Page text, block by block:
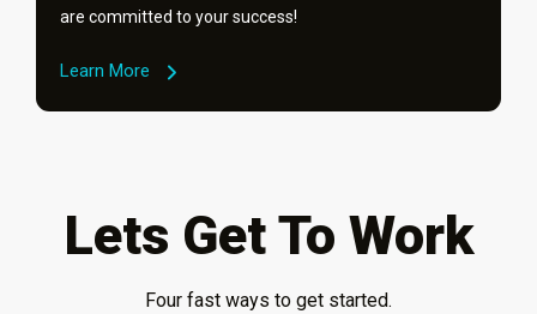
are committed to your success!
Learn More
Lets Get To Work
Four fast ways to get started.